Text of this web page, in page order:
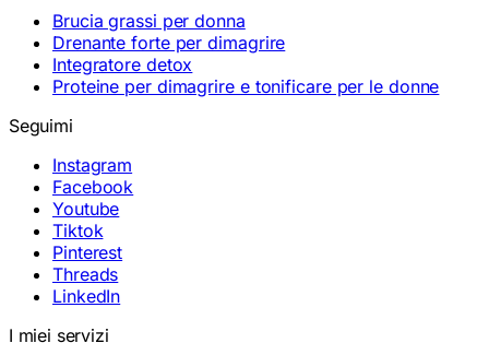
Brucia grassi per donna
Drenante forte per dimagrire
Integratore detox
Proteine per dimagrire e tonificare per le donne
Seguimi
Instagram
Facebook
Youtube
Tiktok
Pinterest
Threads
LinkedIn
I miei servizi